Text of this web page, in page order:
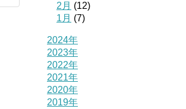
2月 (12)
1月 (7)
2024年
2023年
2022年
2021年
2020年
2019年